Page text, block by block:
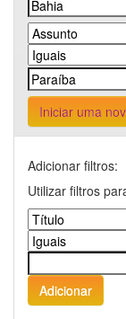
Iniciar uma
Adicionar filtros:
Utilizar filtros